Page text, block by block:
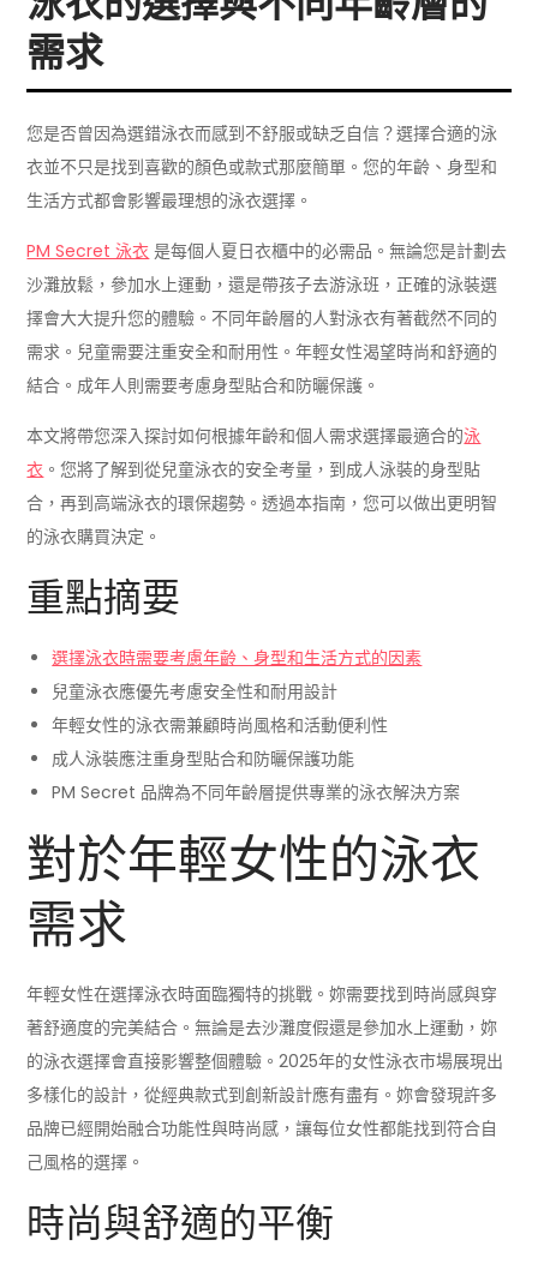
需求
您是否曾因為選錯泳衣而感到不舒服或缺乏自信？選擇合適的泳
衣並不只是找到喜歡的顏色或款式那麼簡單。您的年齡、身型和
生活方式都會影響最理想的泳衣選擇。
PM Secret 泳衣 是每個人夏日衣櫃中的必需品。無論您是計劃去
沙灘放鬆，參加水上運動，還是帶孩子去游泳班，正確的泳裝選
擇會大大提升您的體驗。不同年齡層的人對泳衣有著截然不同的
需求。兒童需要注重安全和耐用性。年輕女性渴望時尚和舒適的
結合。成年人則需要考慮身型貼合和防曬保護。
本文將帶您深入探討如何根據年齡和個人需求選擇最適合的泳
衣 。您將了解到從兒童泳衣的安全考量，到成人泳裝的身型貼
合，再到高端泳衣的環保趨勢。透過本指南，您可以做出更明智
的泳衣購買決定。
重點摘要
選擇泳衣時需要考慮年齡、身型和生活方式的因素
兒童泳衣應優先考慮安全性和耐用設計
年輕女性的泳衣需兼顧時尚風格和活動便利性
成人泳裝應注重身型貼合和防曬保護功能
PM Secret 品牌為不同年齡層提供專業的泳衣解決方案
對於年輕女性的泳衣
需求
年輕女性在選擇泳衣時面臨獨特的挑戰。妳需要找到時尚感與穿
著舒適度的完美結合。無論是去沙灘度假還是參加水上運動，妳
的泳衣選擇會直接影響整個體驗。2025年的女性泳衣市場展現出
多樣化的設計，從經典款式到創新設計應有盡有。妳會發現許多
品牌已經開始融合功能性與時尚感，讓每位女性都能找到符合自
己風格的選擇。
時尚與舒適的平衡